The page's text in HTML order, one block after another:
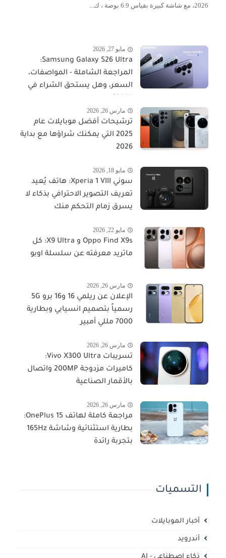
2026، مع شاشة كبيرة بقياس 6.9 بوصة ، ك...
مايو 27, 2026
Samsung Galaxy S26 Ultra:
المراجعة الشاملة - المواصفات،
السعر، وهل يستحق الشراء في
مارس 26, 2026
ترشيحات أفضل موبايلات عام
2025 التي يمكنك شراؤها مع بداية
2026
مايو 18, 2026
سوني Xperia 1 VIII: هاتف يُعيد
تعريف التصوير الاحترافي بذكاء لا
يسرق زمام التحكم منك
مايو 22, 2026
Oppo Find X9s و X9 Ultra: كل
ماتريد معرفته عن سلسلة اوبو
مارس 26, 2026
الإعلان عن ريلمي 16 و16 برو 5G
رسمياً بتصميم انسيابي وبطارية
7000 مللي أمبير
مارس 26, 2026
تسريبات Vivo X300 Ultra:
كاميرات مزدوجة 200MP واتصال
بالأقمار الصناعية
مارس 26, 2026
مراجعة كاملة لهاتف OnePlus 15:
بطارية استثنائية وشاشة 165Hz
بتجربة رائدة
التسميات
أخبار الموبايلات
أندرويد